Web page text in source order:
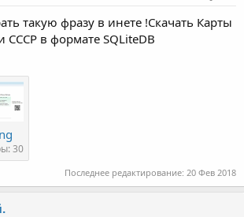
такую фразу в инете !Скачать Карты
СССР в формате SQLiteDB
30
Последнее редактирование: 20 Фев 2018